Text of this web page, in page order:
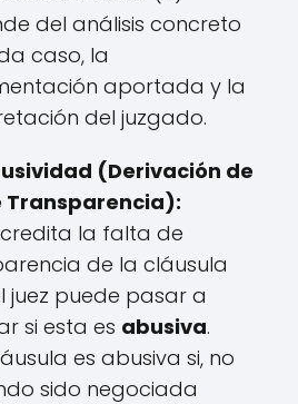
del análisis concreto
caso, la
aportada y la
del juzgado.
(Derivación de
Transparencia):
la falta de
de la cláusula
juez puede pasar a
si esta es abusiva.
es abusiva si, no
sido negociada